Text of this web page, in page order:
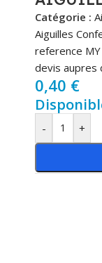
Catégorie :
Aiguilles
reference
devis aupres
0,40 €
- +